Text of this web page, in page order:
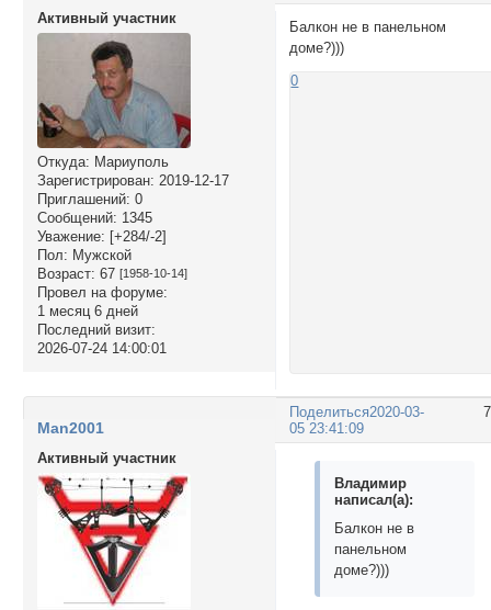
Активный участник
Откуда: Мариуполь
Зарегистрирован: 2019-12-17
Приглашений: 0
Сообщений: 1345
Уважение: [+284/-2]
Пол: Мужской
Возраст: 67 [1958-10-14]
Провел на форуме:
1 месяц 6 дней
Последний визит:
2026-07-24 14:00:01
Балкон не в панельном
доме?)))
0
Поделиться2020-03-
05 23:41:09
Man2001
Активный участник
Владимир
написал(а):
Балкон не в
панельном
доме?)))